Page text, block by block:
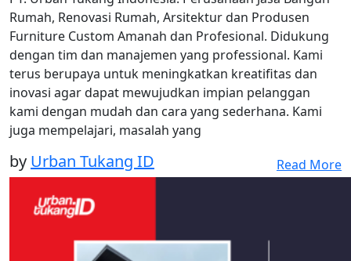
Rumah, Renovasi Rumah, Arsitektur dan Produsen
Furniture Custom Amanah dan Profesional. Didukung
dengan tim dan manajemen yang professional. Kami
terus berupaya untuk meningkatkan kreatifitas dan
inovasi agar dapat mewujudkan impian pelanggan
kami dengan mudah dan cara yang sederhana. Kami
juga mempelajari, masalah yang
by Urban Tukang ID Read More